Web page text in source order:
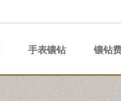
手表镶钻 镶钻